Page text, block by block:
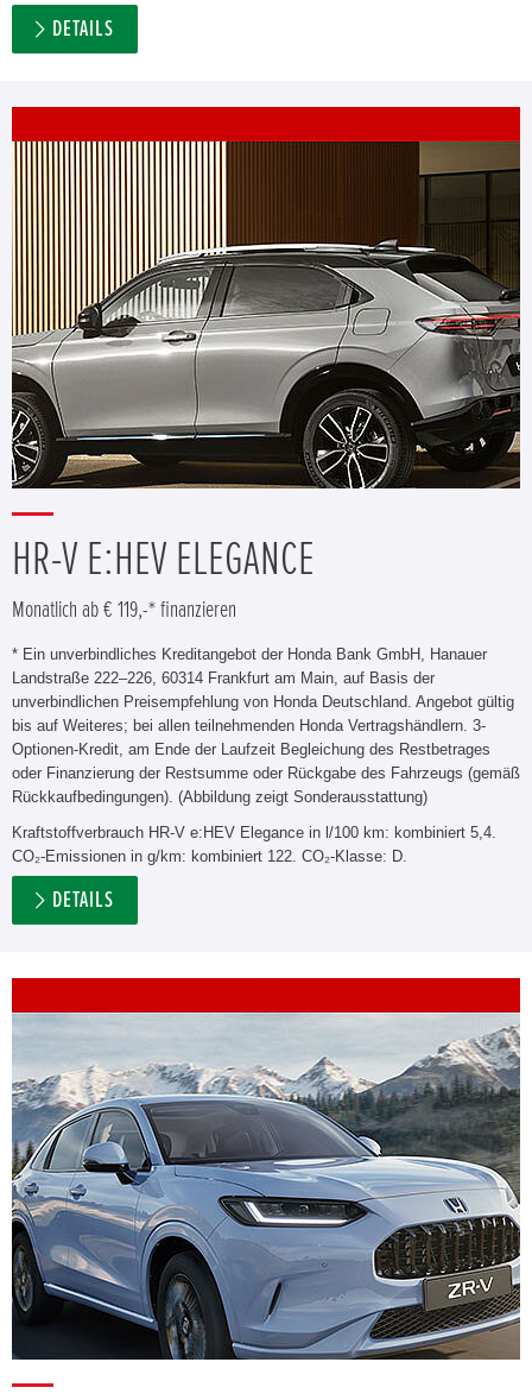
DETAILS
HR-V E:HEV ELEGANCE
Monatlich ab € 119,-* finanzieren
* Ein unverbindliches Kreditangebot der Honda Bank GmbH, Hanauer
Landstraße 222–226, 60314 Frankfurt am Main, auf Basis der
unverbindlichen Preisempfehlung von Honda Deutschland. Angebot gültig
bis auf Weiteres; bei allen teilnehmenden Honda Vertragshändlern. 3-
Optionen-Kredit, am Ende der Laufzeit Begleichung des Restbetrages
oder Finanzierung der Restsumme oder Rückgabe des Fahrzeugs (gemäß
Rückkaufbedingungen). (Abbildung zeigt Sonderausstattung)
Kraftstoffverbrauch HR-V e:HEV Elegance in l/100 km: kombiniert 5,4.
CO₂-Emissionen in g/km: kombiniert 122. CO₂-Klasse: D.
DETAILS